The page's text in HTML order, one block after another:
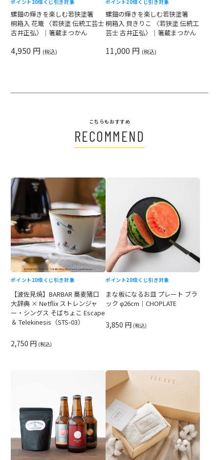
ポイント20倍 くじ引き対象
螺鈿の輝きを楽しむ若狭塗箸
桐箱入 花篭 〈若狭塗 伝統工芸士
古井正弘〉｜箸蔵まつかん
4,950 円 (税込)
ポイント20倍 くじ引き対象
螺鈿の輝きを楽しむ若狭塗箸
桐箱入 貝きりこ 〈若狭塗 伝統工
芸士 古井正弘〉｜箸蔵まつかん
11,000 円 (税込)
こちらもおすすめ
RECOMMEND
ポイント20倍 くじ引き対象
【波佐見焼】BARBAR 蕎麦猪口
大辞典 × Netflix ストレンジャ
ー・シングス そばちょこ Escape
＆ Telekinesis（STS-03）
2,750 円 (税込)
ポイント20倍 くじ引き対象
まな板になるお皿 プレート ブラ
ック φ26cm｜CHOPLATE
3,850 円 (税込)